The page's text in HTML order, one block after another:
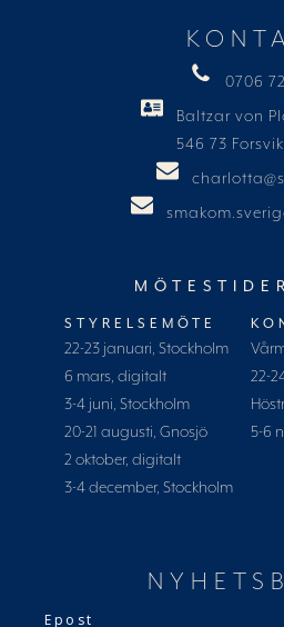
0706
Baltzar von
546 73 Forsvik
STYRELSEMÖTE
22-23 januari, Stockholm
6 mars, digitalt
3-4 juni, Stockholm
20-21 augusti, Gnosjö
2 oktober, digitalt
3-4 december, Stockholm
22-
5-6
Epost